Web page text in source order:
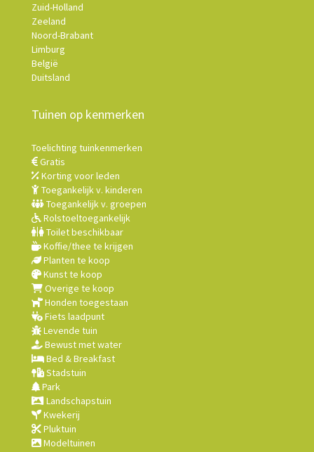
Zuid-Holland
Zeeland
Noord-Brabant
Limburg
België
Duitsland
Tuinen op kenmerken
Toelichting tuinkenmerken
Gratis
Korting voor leden
Toegankelijk v. kinderen
Toegankelijk v. groepen
Rolstoeltoegankelijk
Toilet beschikbaar
Koffie/thee te krijgen
Planten te koop
Kunst te koop
Overige te koop
Honden toegestaan
Fiets laadpunt
Levende tuin
Bewust met water
Bed & Breakfast
Stadstuin
Park
Landschapstuin
Kwekerij
Pluktuin
Modeltuinen